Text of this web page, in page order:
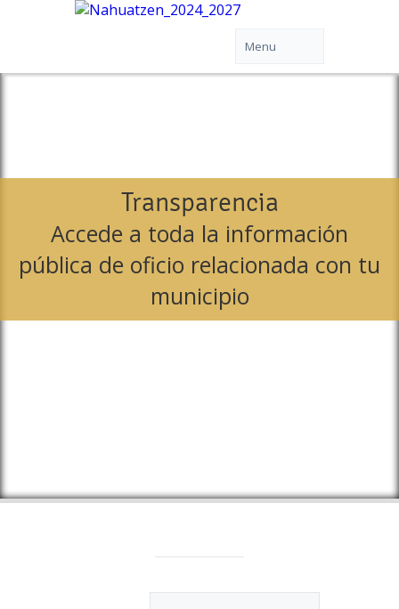
Transparencia
Accede a toda la información
pública de oficio relacionada con tu
municipio